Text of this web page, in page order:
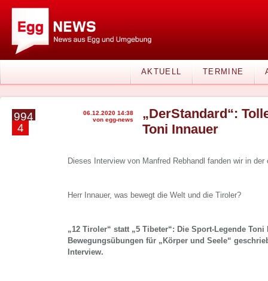
AKTUELL TERMINE
994
4
06.12.2020 14:38
von egg-news
„DerStandard“:
Toni Innauer
Dieses Interview von Manfred Rebhandl fanden wir in der
Herr Innauer, was bewegt die Welt und die Tiroler?
„12 Tiroler“ statt „5 Tibeter“: Die Sport-Legende
Bewegungsübungen für „Körper und Seele“
Interview.